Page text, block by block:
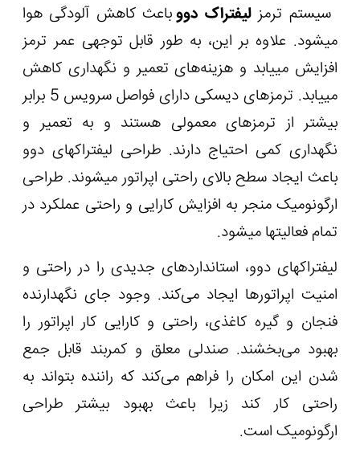
سیستم ترمزلیفتراک دووباعث کاهش آلودگی هوا
می‏شود. علاوه بر این، به طور قابل توجهی عمر ترمز
افزایش می‏یابد و هزینه‌های تعمیر و نگهداری کاهش
می‏یابد. ترمزهای دیسکی دارای فواصل سرویس 5 برابر
بیشتر از ترمزهای معمولی هستند و به تعمیر و
نگهداری کمی احتیاج دارند. طراحی لیفتراک‏های دوو
باعث ایجاد سطح بالای راحتی اپراتور می‏شوند. طراحی
ارگونومیک منجر به افزایش کارایی و راحتی عملکرد در
تمام فعالیت‏ها می‏شود.
لیفتراک‏های دوو، استانداردهای جدیدی را در راحتی و
امنیت اپراتورها ایجاد می‌کند. وجود جای نگهدارنده
فنجان و گیره کاغذی، راحتی و کارایی کار اپراتور را
بهبود می‌بخشند. صندلی معلق و کمربند قابل جمع
شدن این امکان را فراهم می‌کند که راننده بتواند به
راحتی کار کند زیرا باعث بهبود بیشتر طراحی
ارگونومیک است.